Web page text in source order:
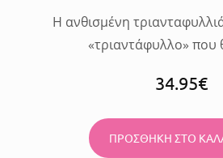
Η ανθισμένη
«τριαντάφυλλο» που
34.95€
ΠΡΟΣΘΗΚΗ ΣΤΟ